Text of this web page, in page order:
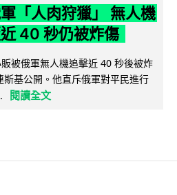
「人肉狩獵」 無人機
40 秒仍被炸傷
被俄軍無人機追擊近 40 秒後被炸
基公開。他直斥俄軍對平民進行
閱讀全文